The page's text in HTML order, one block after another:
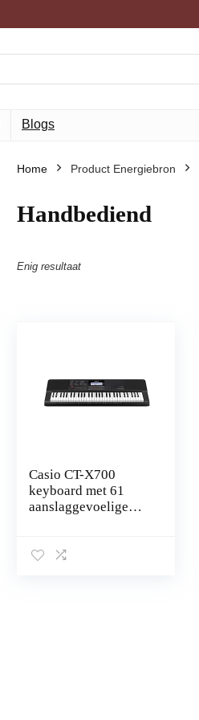
Blogs
Home Product Energiebron
‎Handbediend
Enig resultaat
Casio CT-X700
keyboard met 61
aanslaggevoelige
t